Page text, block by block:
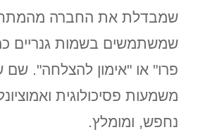
שמבדלת את החברה
שמשתמשים בשמות גנריים
פרו" או "אימון להצלחה". שם
משמעות פסיכולוגית
נחפש, ומומלץ.